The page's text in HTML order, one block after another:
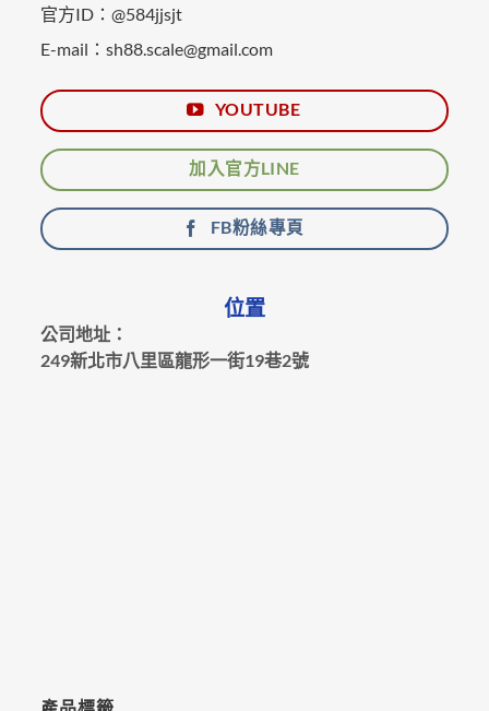
官方ID：@584jjsjt
E-mail：sh88.scale@gmail.com
YOUTUBE
加入官方LINE
FB粉絲專頁
位置
公司地址：
249新北市八里區龍形一街19巷2號